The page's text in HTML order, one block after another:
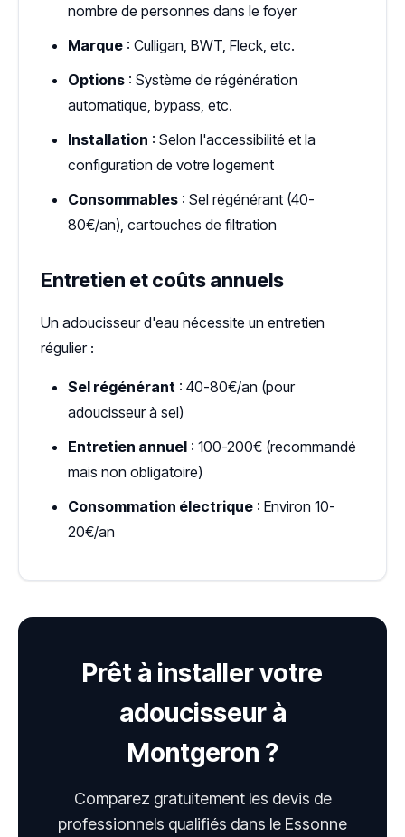
nombre de personnes dans le foyer
Marque : Culligan, BWT, Fleck, etc.
Options : Système de régénération
automatique, bypass, etc.
Installation : Selon l'accessibilité et la
configuration de votre logement
Consommables : Sel régénérant (40-
80€/an), cartouches de filtration
Entretien et coûts annuels
Un adoucisseur d'eau nécessite un entretien
régulier :
Sel régénérant : 40-80€/an (pour
adoucisseur à sel)
Entretien annuel : 100-200€ (recommandé
mais non obligatoire)
Consommation électrique : Environ 10-
20€/an
Prêt à installer votre
adoucisseur à
Montgeron ?
Comparez gratuitement les devis de
professionnels qualifiés dans le Essonne